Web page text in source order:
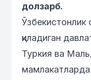
долзарб.
Ўзбекистонлик
қиладиган
Туркия ва
мамлакатларда